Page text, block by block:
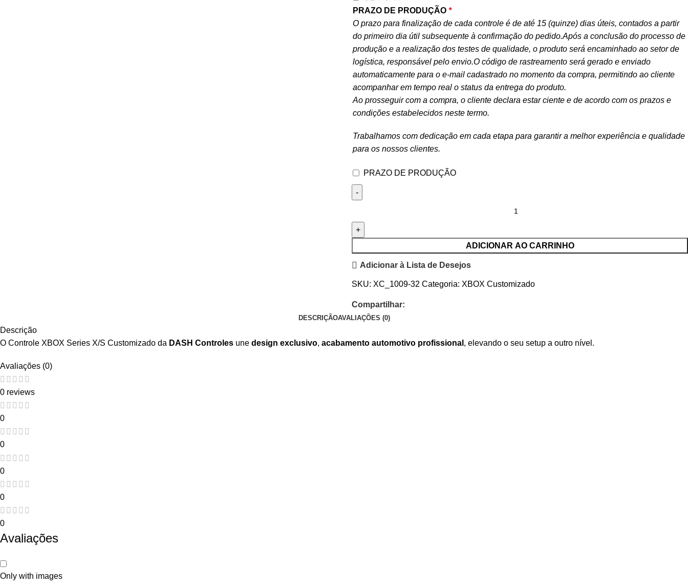
PRAZO DE PRODUÇÃO *
O prazo para finalização de cada controle é de até 15 (quinze) dias úteis, contados a partir
do primeiro dia útil subsequente à confirmação do pedido.Após a conclusão do processo de
produção e a realização dos testes de qualidade, o produto será encaminhado ao setor de
logística, responsável pelo envio.O código de rastreamento será gerado e enviado
automaticamente para o e-mail cadastrado no momento da compra, permitindo ao cliente
acompanhar em tempo real o status da entrega do produto.
Ao prosseguir com a compra, o cliente declara estar ciente e de acordo com os prazos e
condições estabelecidos neste termo.
Trabalhamos com dedicação em cada etapa para garantir a melhor experiência e qualidade
para os nossos clientes.
PRAZO DE PRODUÇÃO
ADICIONAR AO CARRINHO
Adicionar à Lista de Desejos
SKU: XC_1009-32 Categoria: XBOX Customizado
Compartilhar:
DESCRIÇÃOAVALIAÇÕES (0)
Descrição
O Controle XBOX Series X/S Customizado da DASH Controles une design exclusivo, acabamento automotivo profissional , elevando o seu setup a outro nível.
Avaliações (0)
0 reviews
0
0
0
0
0
Avaliações
Only with images